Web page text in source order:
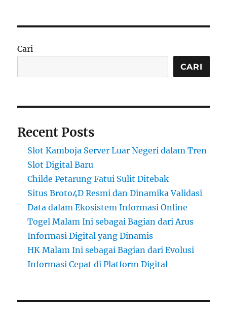
Cari
CARI
Recent Posts
Slot Kamboja Server Luar Negeri dalam Tren
Slot Digital Baru
Childe Petarung Fatui Sulit Ditebak
Situs Broto4D Resmi dan Dinamika Validasi
Data dalam Ekosistem Informasi Online
Togel Malam Ini sebagai Bagian dari Arus
Informasi Digital yang Dinamis
HK Malam Ini sebagai Bagian dari Evolusi
Informasi Cepat di Platform Digital